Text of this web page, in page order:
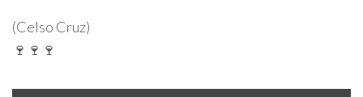
(Celso Cruz)
🍷🍷🍷